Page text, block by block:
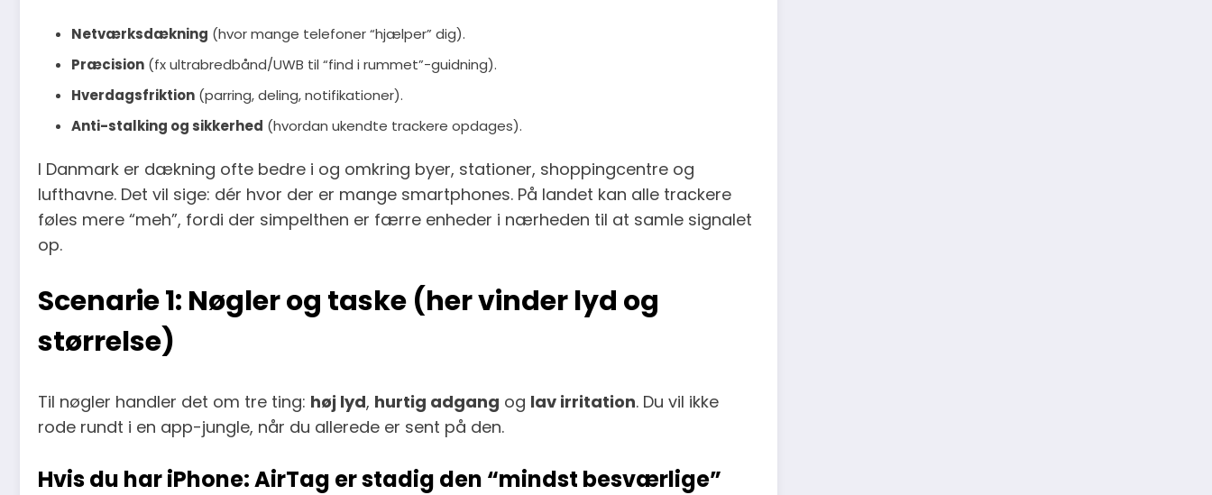
Netværksdækning (hvor mange telefoner “hjælper” dig).
Præcision(fx ultrabredbånd/UWB til “find i rummet”-guidning).
Hverdagsfriktion(parring, deling, notifikationer).
Anti-stalking og sikkerhed (hvordan ukendte trackere opdages).
I Danmark er dækning ofte bedre i og omkring byer, stationer, shoppingcentre og
lufthavne. Det vil sige: dér hvor der er mange smartphones. På landet kan alle trackere
føles mere “meh”, fordi der simpelthen er færre enheder i nærheden til at samle signalet
op.
Scenarie 1: Nøgler og taske (her vinder lyd og
størrelse)
Til nøgler handler det om tre ting: høj lyd, hurtig adgang og lav irritation. Du vil ikke
rode rundt i en app-jungle, når du allerede er sent på den.
Hvis du har iPhone: AirTag er stadig den “mindst besværlige”